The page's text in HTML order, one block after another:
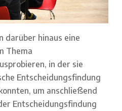
darüber hinaus eine
Thema
in der sie
Entscheidungsfindung
um anschließend
Entscheidungsfindung